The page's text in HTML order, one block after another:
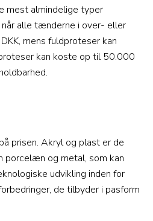
mest almindelige typer
alle tænderne i over- eller
mens fuldproteser kan
kan koste op til 50.000
prisen. Akryl og plast er de
porcelæn og metal, som kan
udvikling inden for
de tilbyder i pasform